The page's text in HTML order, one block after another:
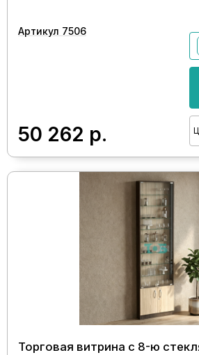
Артикул 7506
50 262 р.
Торговая витрина с 8-ю